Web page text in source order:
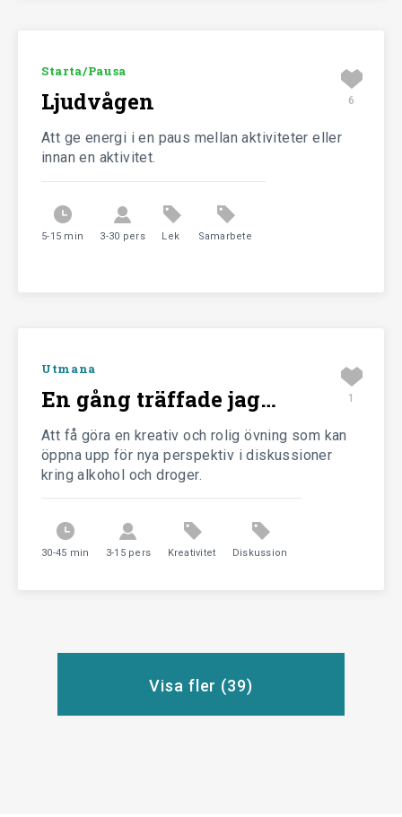
Starta/Pausa
6
Ljudvågen
Att ge energi i en paus mellan aktiviteter eller
innan en aktivitet.
5-15 min 3-30 pers Lek Samarbete
Utmana
1
En gång träffade jag…
Att få göra en kreativ och rolig övning som kan
öppna upp för nya perspektiv i diskussioner
kring alkohol och droger.
30-45 min 3-15 pers Kreativitet Diskussion
Visa fler (39)